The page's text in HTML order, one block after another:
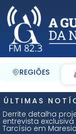
REGIÕES
ÚLTIMAS
Derrite detalha
entrevista
Tarcísio em